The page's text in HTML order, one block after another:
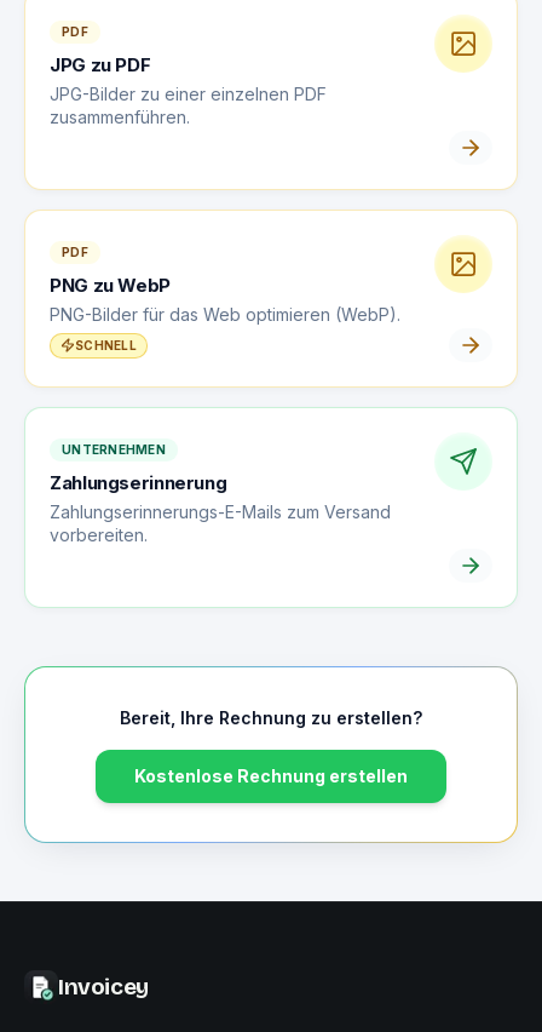
PDF
JPG zu PDF
JPG-Bilder zu einer einzelnen PDF
zusammenführen.
PDF
PNG zu WebP
PNG-Bilder für das Web optimieren (WebP).
SCHNELL
UNTERNEHMEN
Zahlungserinnerung
Zahlungserinnerungs-E-Mails zum Versand
vorbereiten.
Bereit, Ihre Rechnung zu erstellen?
Kostenlose Rechnung erstellen
Invoicey